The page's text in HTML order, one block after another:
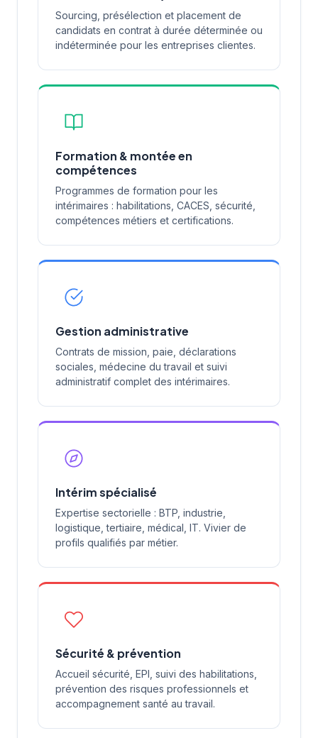
Sourcing, présélection et placement de
candidats en contrat à durée déterminée ou
indéterminée pour les entreprises clientes.
Formation & montée en
compétences
Programmes de formation pour les
intérimaires : habilitations, CACES, sécurité,
compétences métiers et certifications.
Gestion administrative
Contrats de mission, paie, déclarations
sociales, médecine du travail et suivi
administratif complet des intérimaires.
Intérim spécialisé
Expertise sectorielle : BTP, industrie,
logistique, tertiaire, médical, IT. Vivier de
profils qualifiés par métier.
Sécurité & prévention
Accueil sécurité, EPI, suivi des habilitations,
prévention des risques professionnels et
accompagnement santé au travail.